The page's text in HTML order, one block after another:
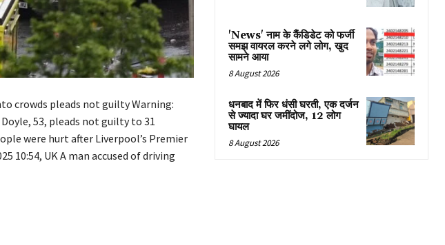
crowds pleads not guilty Warning:
53, pleads not guilty to 31
were hurt after Liverpool’s Premier
10:54, UK A man accused of driving
'News' नाम के कैंडिडेट को फर्जी
समझ वायरल करने लगे लोग, खुद
सामने आया
8 August 2026
धनबाद में फिर धंसी घरती, एक दर्जन
से ज्यादा घर जमींदोज, 12 लोग
घायल
8 August 2026